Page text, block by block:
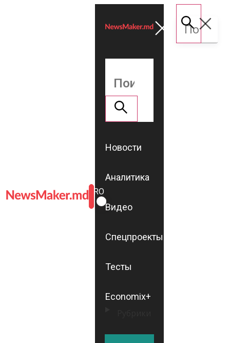
ROMÂNĂ
RU
Новости
Аналитика
Видео
Спецпроекты
Тесты
Economix+